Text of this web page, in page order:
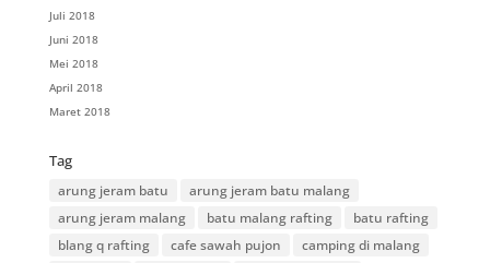
Juli 2018
Juni 2018
Mei 2018
April 2018
Maret 2018
Tag
arung jeram batu
arung jeram batu malang
arung jeram malang
batu malang rafting
batu rafting
blang q rafting
cafe sawah pujon
camping di malang